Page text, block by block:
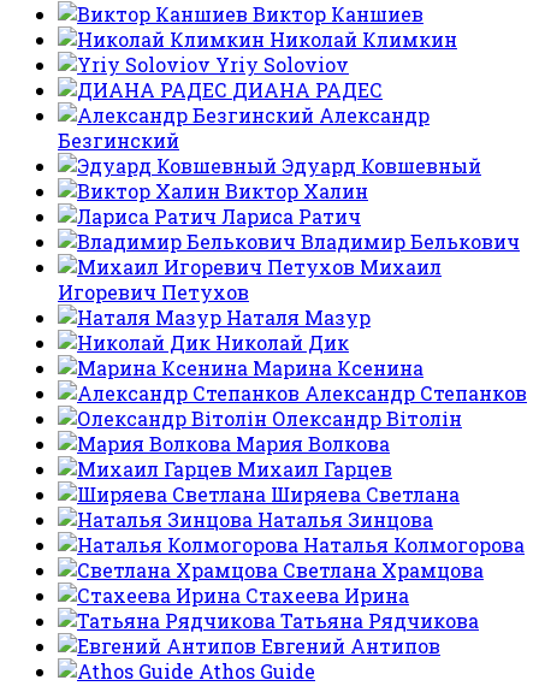
Виктор Каншиев
Николай Климкин
Yriy Soloviov
ДИАНА РАДЕС
Александр
Безгинский
Эдуард Ковшевный
Виктор Халин
Лариса Ратич
Владимир Белькович
Михаил
Игоревич Петухов
Наталя Мазур
Николай Дик
Марина Ксенина
Александр Степанков
Олександр Вітолін
Мария Волкова
Михаил Гарцев
Ширяева Светлана
Наталья Зинцова
Наталья Колмогорова
Светлана Храмцова
Стахеева Ирина
Татьяна Рядчикова
Евгений Антипов
Athos Guide